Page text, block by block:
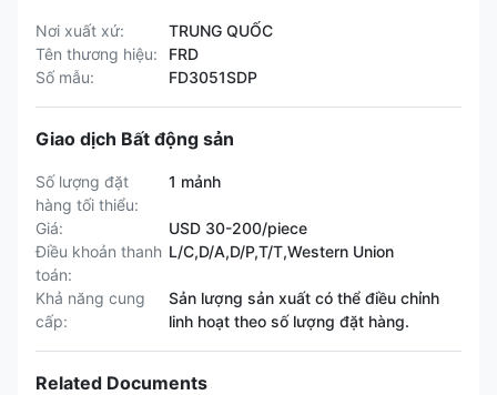
Nơi xuất xứ:
TRUNG QUỐC
Tên thương hiệu:
FRD
Số mẫu:
FD3051SDP
Giao dịch Bất động sản
Số lượng đặt
hàng tối thiểu:
1 mảnh
Giá:
USD 30-200/piece
Điều khoản thanh
toán:
L/C,D/A,D/P,T/T,Western Union
Khả năng cung
cấp:
Sản lượng sản xuất có thể điều chỉnh
linh hoạt theo số lượng đặt hàng.
Related Documents